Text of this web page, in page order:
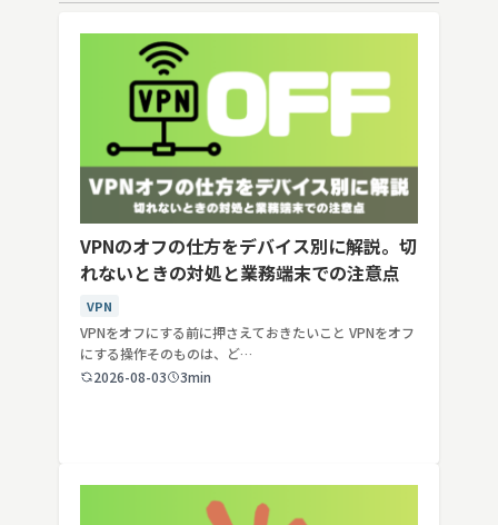
VPNのオフの仕方をデバイス別に解説。切
れないときの対処と業務端末での注意点
VPN
VPNをオフにする前に押さえておきたいこと VPNをオフ
にする操作そのものは、ど…
2026-08-03
3min